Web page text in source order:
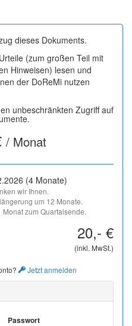
dieses Dokuments.
(zum großen Teil mit
Hinweisen) lesen und
der DoReMi nutzen
unbeschränkten Zugriff auf
/ Monat
(4 Monate)
wir Ihnen.
um 12 Monate.
zum Quartalsende.
20,- €
(inkl. MwSt.)
Jetzt anmelden
Passwort